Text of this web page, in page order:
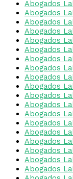
Abogados
Abogados
Abogados
Abogados
Abogados
Abogados
Abogados
Abogados
Abogados
Abogados
Abogados
Abogados
Abogados
Abogados
Abogados
Abogados
Abogados
Abogados
Abogados